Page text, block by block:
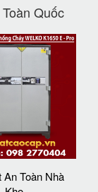
Quốc
An Toàn Nhà